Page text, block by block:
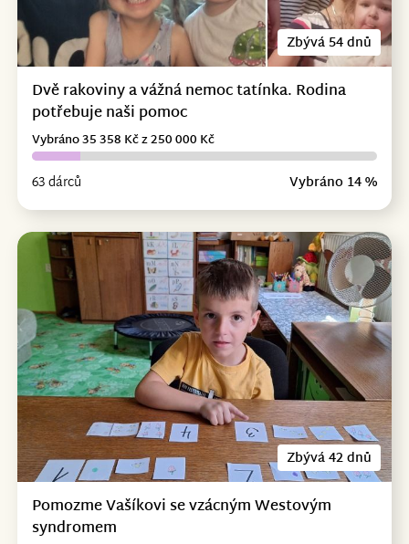
Zbývá 54 dnů
Dvě rakoviny a vážná nemoc tatínka. Rodina
potřebuje naši pomoc
63 dárců Vybráno 14 %
Vybráno 35 358 Kč z 250 000 Kč
Zbývá 42 dnů
Pomozme Vašíkovi se vzácným Westovým
syndromem